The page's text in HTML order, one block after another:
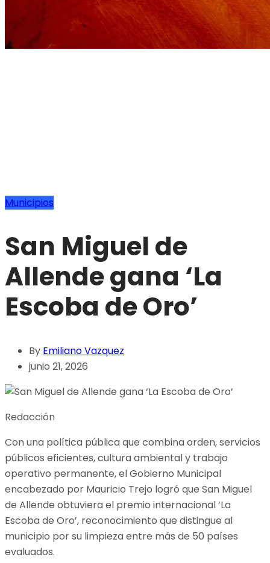
Municipios
San Miguel de
Allende gana ‘La
Escoba de Oro’
By Emiliano Vazquez
junio 21, 2026
Redacción
Con una política pública que combina orden, servicios
públicos eficientes, cultura ambiental y trabajo
operativo permanente, el Gobierno Municipal
encabezado por Mauricio Trejo logró que San Miguel
de Allende obtuviera el premio internacional ‘La
Escoba de Oro’, reconocimiento que distingue al
municipio por su limpieza entre más de 50 países
evaluados.